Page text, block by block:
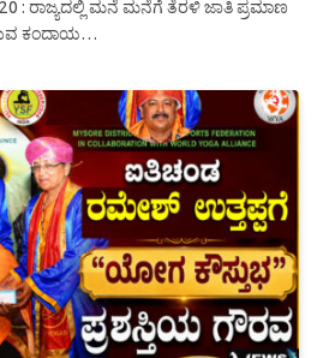
: ರಾಜ್ಯದಲ್ಲಿ ಮನೆ ಮನೆಗೆ ತೆರಳಿ ಜಾತಿ ಪ್ರಮಾಣ
ಕಂದಾಯ…